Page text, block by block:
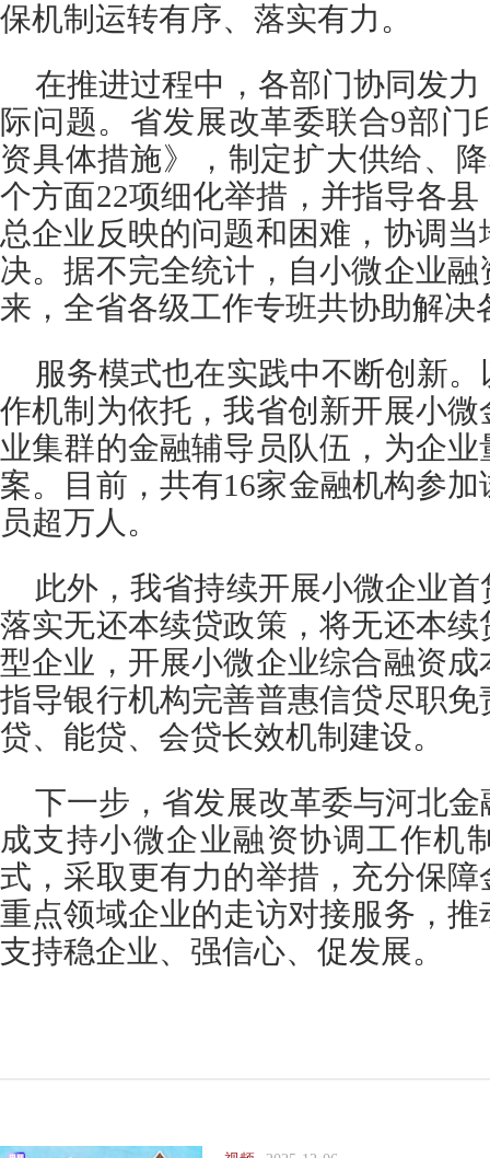
保机制运转有序、落实有力。
在推进过程中，各部门协同发
际问题。省发展改革委联合9部门
资具体措施》，制定扩大供给、
个方面22项细化举措，并指导各
总企业反映的问题和困难，协调
决。据不完全统计，自小微企业
来，全省各级工作专班共协助解决
服务模式也在实践中不断创新
作机制为依托，我省创新开展小
业集群的金融辅导员队伍，为企
案。目前，共有16家金融机构参
员超万人。
此外，我省持续开展小微企业
落实无还本续贷政策，将无还本
型企业，开展小微企业综合融资
指导银行机构完善普惠信贷尽职
贷、能贷、会贷长效机制建设。
下一步，省发展改革委与河北
成支持小微企业融资协调工作机
式，采取更有力的举措，充分保
重点领域企业的走访对接服务，
支持稳企业、强信心、促发展。